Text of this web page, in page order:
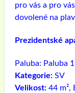
pro vás a pro
dovolené na
Prezidentské
Paluba: Paluba
Kategorie: SV
Velikost: 44 m²,